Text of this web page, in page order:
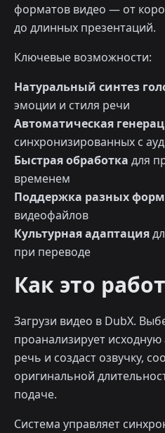
форматов видео — от
до длинных презентаций.
Ключевые возможности:
Натуральный синтез
эмоции и стиля речи
Автоматическая
синхронизированных с
Быстрая обработка для
временем
Поддержка разных
видеофайлов
Культурная адаптация
при переводе
Как это
Загрузи видео в DubX.
проанализирует
речь и создаст озвучку,
оригинальной
подаче.
Система управляет